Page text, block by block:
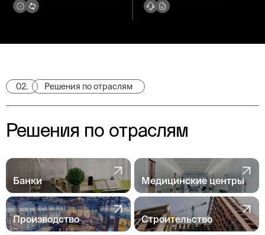
02. Решения по отраслям
Решения по отраслям
Банки Медицинские центры
Производство Строительство